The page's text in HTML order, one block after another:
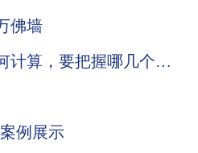
佛墙
计算，要把握哪几个
例展示